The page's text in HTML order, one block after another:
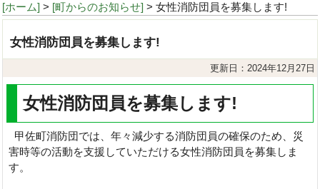
[ホーム] > [町からのお知らせ] > 女性消防団員を募集します!
女性消防団員を募集します!
更新日：2024年12月27日
女性消防団員を募集します!
甲佐町消防団では、年々減少する消防団員の確保のため、災
害時等の活動を支援していただける女性消防団員を募集しま
す。